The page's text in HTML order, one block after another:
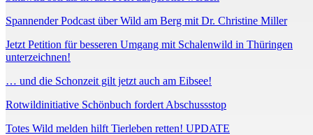
Spannender Podcast über Wild am Berg mit Dr. Christine Miller
Jetzt Petition für besseren Umgang mit Schalenwild in Thüringen
unterzeichnen!
… und die Schonzeit gilt jetzt auch am Eibsee!
Rotwildinitiative Schönbuch fordert Abschussstop
Totes Wild melden hilft Tierleben retten! UPDATE